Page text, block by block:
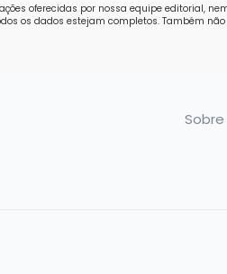
oferecidas por nossa equipe editorial,
os dados estejam completos. Também
Sobre